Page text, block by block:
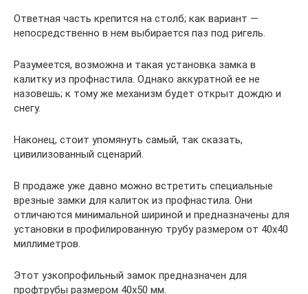
Ответная часть крепится на столб; как вариант —
непосредственно в нем выбирается паз под ригель.
Разумеется, возможна и такая установка замка в
калитку из профнастила. Однако аккуратной ее не
назовешь; к тому же механизм будет открыт дождю и
снегу.
Наконец, стоит упомянуть самый, так сказать,
цивилизованный сценарий.
В продаже уже давно можно встретить специальные
врезные замки для калиток из профнастила. Они
отличаются минимальной шириной и предназначены для
установки в профилированную трубу размером от 40х40
миллиметров.
Этот узкопрофильный замок предназначен для
профтрубы размером 40х50 мм.